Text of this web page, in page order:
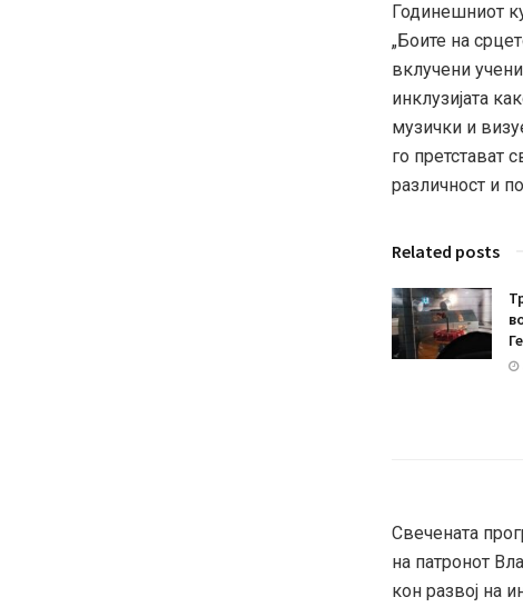
Годинешниот
„Боите на
вклучени
инклузијата
музички и
го претстават
различност и
Related posts
Свечената
на патронот
кон развој на